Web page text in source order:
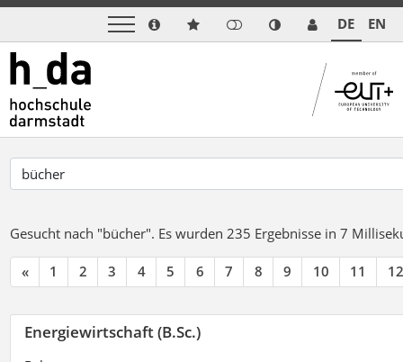
DE EN
Gesucht nach "bücher". Es wurden 235 Ergebnisse in 7
« 1 2 3 4 5 6 7 8 9 10 11 12
Energiewirtschaft (B.Sc.)